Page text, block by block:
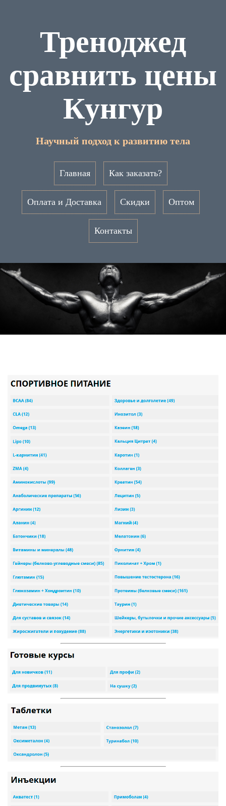
Треноджед
сравнить цены
Кунгур
Научный подход к развитию тела
Главная Как заказать?
Оплата и Доставка Скидки Оптом
Контакты